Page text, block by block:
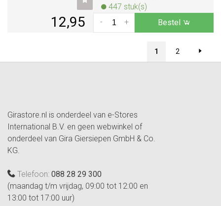
447 stuk(s)
12,95 +
- Bestel
1 2
Girastore.nl is onderdeel van e-Stores
International B.V. en geen webwinkel of
onderdeel van Gira Giersiepen GmbH & Co.
KG.
Telefoon: 088 28 29 300
(maandag t/m vrijdag, 09:00 tot 12:00 en
13:00 tot 17:00 uur)